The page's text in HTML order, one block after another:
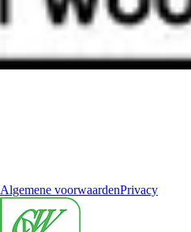
Algemene voorwaardenPrivacy